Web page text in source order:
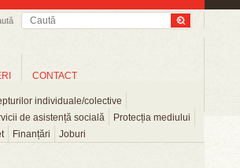
individuale/colective
de asistență socială
Protecția mediului
Finanțări Joburi
CONTACT